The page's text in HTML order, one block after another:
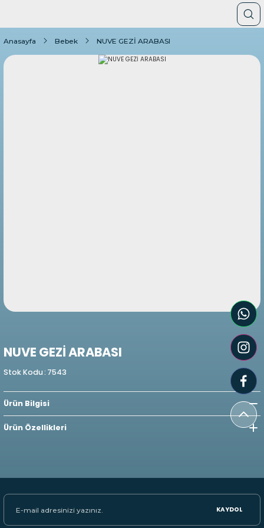
Anasayfa Bebek NUVE GEZİ ARABASI
NUVE GEZİ ARABASI
Stok Kodu: 7543
Ürün Bilgisi
Ürün Özellikleri
KAYDOL